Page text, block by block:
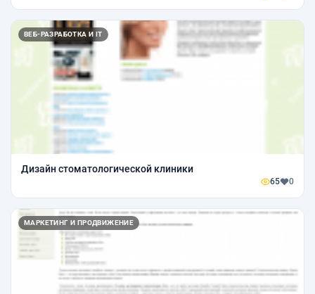
ВЕБ-РАЗРАБОТКА И IT
Дизайн стоматологической клиники
65 0
МАРКЕТИНГ И ПРОДВИЖЕНИЕ